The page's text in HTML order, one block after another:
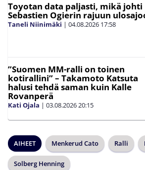
Toyotan data paljasti, mikä johti
Sebastien Ogierin rajuun
Taneli Niinimäki | 04.08.2026 17:58
”Suomen MM-ralli on toinen
kotirallini” – Takamoto Katsuta
halusi tehdä saman kuin Kalle
Rovanperä
Kati Ojala | 03.08.202620:15
AIHEET Menkerud Cato Ralli
Solberg Henning